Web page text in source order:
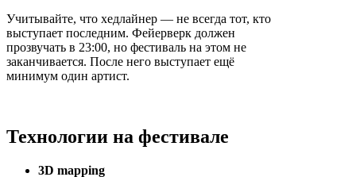
Учитывайте, что хедлайнер — не всегда тот, кто
выступает последним. Фейерверк должен
прозвучать в 23:00, но фестиваль на этом не
заканчивается. После него выступает ещё
минимум один артист.
Технологии на фестивале
3D mapping